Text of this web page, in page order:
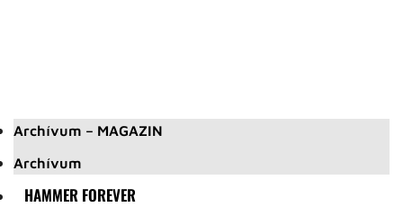
Archívum – MAGAZIN
Archívum
HAMMER FOREVER